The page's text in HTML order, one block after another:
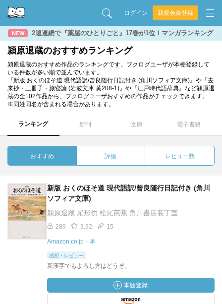
ログイン 新規会員登録
NEW 2週連続で『薬屋のひとりごと』17巻が1位！マンガランキング
潁原退蔵のおすすめランキング
潁原退蔵のおすすめ作品のランキングです。ブクログユーザが本棚登録して
いる件数が多い順で並んでいます。
『新版 おくのほそ道 現代語訳/曾良随行日記付き (角川ソフィア文庫)』や『去
来抄・三冊子・旅寝論 (岩波文庫 黄208-1)』や『江戸時代語辞典』など潁原退
蔵の全102作品から、ブクログユーザおすすめの作品がチェックできます。
※同姓同名が含まれる場合があります。
ランキング 新刊 文庫 電子書籍
おすすめ 評価 レビュー数
新版 おくのほそ道 現代語訳/曾良随行日記付き (角川
ソフィア文庫)
潁原退蔵 尾形仂 松尾芭蕉 角川書店装丁室
289 3.92 15
Amazon.co.jp・本
感想・レビュー
新漢字でもよろし方はどうぞ。